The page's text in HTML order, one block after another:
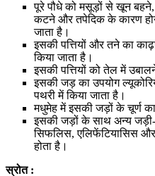
पूरे पौधे को मसूड़ों से खून बहने,
कटने और तपेदिक के कारण होने
जाता है।
इसकी पत्तियों और तने का
किया जाता है।
इसकी पत्तियों को तेल में
इसकी जड़ का उपयोग
पथरी में किया जाता है।
मधुमेह में इसकी जड़ों के चूर्ण का
इसकी जड़ों के साथ अन्य जड़ी-
सिफलिस, एलिफेंटियासिस
होता है।
स्रोत :